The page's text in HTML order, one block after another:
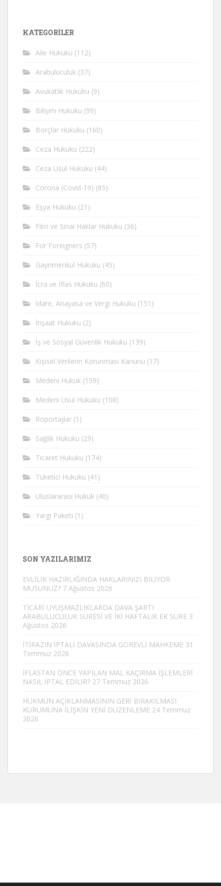
KATEGORİLER
Aile Hukuku (112)
Arabuluculuk (37)
Avukatlık Hukuku (9)
Bilişim Hukuku (99)
Borçlar Hukuku (160)
Ceza Hukuku (222)
Ceza Usul Hukuku (44)
Corona (Covid-19) (85)
Eşya Hukuku (21)
Fikri ve Sinai Haklar Hukuku (36)
For Foreigners (57)
Gayrimenkul Hukuku (45)
İcra ve İflas Hukuku (60)
İdare, Anayasa ve Vergi Hukuku (151)
İnşaat Hukuku (2)
İş ve Sosyal Güvenlik Hukuku (139)
Kişisel Verilerin Korunması Kanunu (17)
Medeni Hukuk (159)
Medeni Usul Hukuku (108)
Röportajlar (1)
Sağlık Hukuku (29)
Ticaret Hukuku (174)
Tüketici Hukuku (41)
Uluslararası Hukuk (40)
Yargı Paketi (1)
SON YAZILARIMIZ
EVLİLİK HAZIRLIĞINDA HAKLARINIZI BİLİYOR
MUSUNUZ? 7 Ağustos 2026
TİCARİ UYUŞMAZLIKLARDA DAVA ŞARTI
ARABULUCULUK SÜRESİ VE İKİ HAFTALIK EK SÜRE 3
Ağustos 2026
İTİRAZIN İPTALİ DAVASINDA GÖREVLİ MAHKEME 31
Temmuz 2026
İFLASTAN ÖNCE YAPILAN MAL KAÇIRMA İŞLEMLERİ
NASIL İPTAL EDİLİR? 27 Temmuz 2026
HÜKMÜN AÇIKLANMASININ GERİ BIRAKILMASI
KURUMUNA İLİŞKİN YENİ DÜZENLEME 24 Temmuz
2026